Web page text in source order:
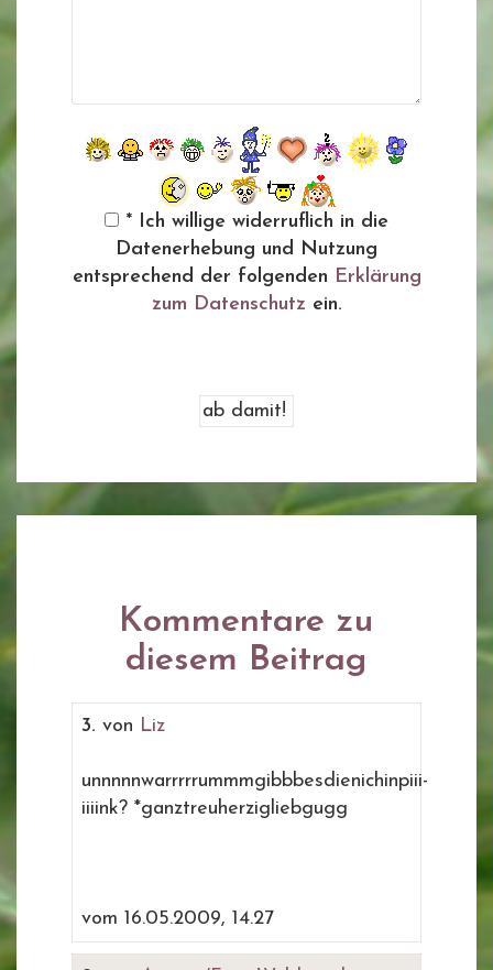
* Ich willige widerruflich in die
Datenerhebung und Nutzung
entsprechend der folgenden Erklärung
zum Datenschutz ein.
Kommentare zu
diesem Beitrag
3. von Liz
unnnnnwarrrrrummmgibbbesdienichinpiii-
iiiink? *ganztreuherzigliebgugg
vom 16.05.2009, 14.27